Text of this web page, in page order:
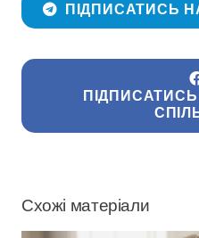
ПІДПИСАТИСЬ
ПІДПИСАТИСЬ
Схожі матеріали